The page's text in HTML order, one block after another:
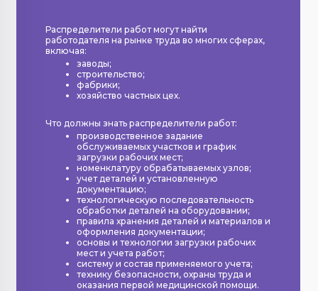
Распределители работ могут найти
работодателя на рынке труда во многих сферах,
включая:
заводы;
строительство;
фабрики;
хозяйство частных цех.
Что должны знать распределители работ:
производственное задание
обслуживаемых участков и график
загрузки рабочих мест;
номенклатуру обрабатываемых узлов;
учет деталей и установленную
документацию;
технологическую последовательность
обработки деталей на оборудовании;
правила хранения деталей и материалов и
оформления документации;
основы и технологии загрузки рабочих
мест и учета работ;
систему и состав применяемого учета;
технику безопасности, охраны труда и
оказания первой медицинской помощи.